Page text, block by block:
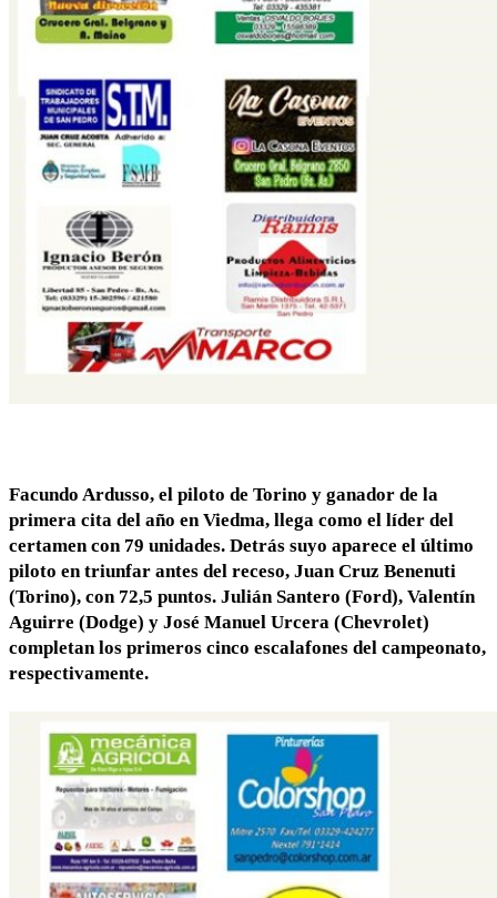
Facundo Ardusso, el piloto de Torino y ganador de la
primera cita del año en Viedma, llega como el líder del
certamen con 79 unidades. Detrás suyo aparece el último
piloto en triunfar antes del receso, Juan Cruz Benenuti
(Torino), con 72,5 puntos. Julián Santero (Ford), Valentín
Aguirre (Dodge) y José Manuel Urcera (Chevrolet)
completan los primeros cinco escalafones del campeonato,
respectivamente.